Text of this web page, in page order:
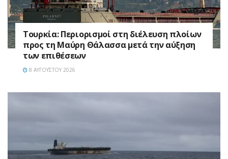
Τουρκία: Περιορισμοί στη διέλευση πλοίων
προς τη Μαύρη Θάλασσα μετά την αύξηση
των επιθέσεων
8 ΑΥΓΟΎΣΤΟΥ 2026